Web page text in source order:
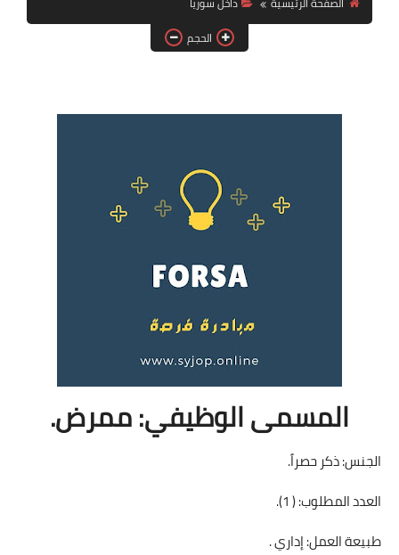
فرص عمل في العراق
فرص عمل في اليمن
الحجم
المسمى الوظيفي: ممرض.
الجنس: ذكر حصراً.
العدد المطلوب: ( 1).
طبيعة العمل: إداري .